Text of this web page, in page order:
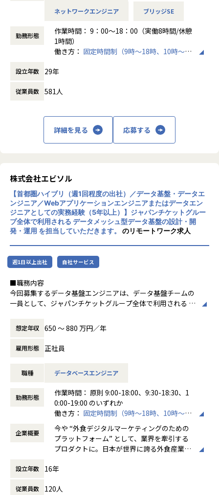
要件定義・基本設計などの上流工程から、詳細設計、構築、
閉じないキャリア形成が可能です。
案件構成としては、一次請け(約3割)・二次請け合計で7〜8
割となっており、安定した業績基盤のもと多様なプロジェク
む案件となっており、SES・受託いずれにおいても上流フェ
また、SES・受託案件を通じて新しい技術に挑戦できる機会
開発領域例：Webアプリケーション、業務システム、API連
現場での経験だけでなく、継続的な学びと挑戦を通じて、一
人ひとりが着実に成長できる環境づくりに力を入れていま
す。
案件アサイン時は、今後なりたいキャリアを尊重しながら双
方に相談の上決定しています。
③通しの良さと人を大切にする組織文化
コミュニケーションを重視した社員関係を築いており、個々
が孤立するのではなく、
例えば、毎年新卒入社時に事業本部全体にて歓迎会を開催す
るなど新しく入社される方を歓迎する風土があります！
会社全体でも任意参加のイベント（BBQ、納会、部活動）も
とも可能です。
■キャリアについて
わめていただくキャリアに分かれます。
定期的に上長と面談をする機会を設けておりますので、その
際にどちらの道に進むか・今後どのようなキャリアを積みた
いかなどをお話しいただいております。
【業務の変更の範囲】
会社の定める範囲
が多めな案件が多いです）
ティ案件に携われますので、ネットワークエンジニアとして
今後キャリアを積みたい方、大歓迎です！
事業拡大に伴い、大阪エリアでのネットワーク案件に注力す
①SES(新規立上げ部署)ネットワークエンジニア
事業拡大に伴い、大阪エリアでのネットワーク案件強化の
為、新たにメンバーを募集します。
できます。
【案件参画方法について】
案件によって異なりますが、基本的にはチーム単位での参
画を想定しています（※案件状況により個人参画となる場合
もあります）。
一人に業務負荷が集中しないよう、稼働調整をしながら進
■募集
②請負(既存部署)のネットワークエンジニア
ネットワークエンジニアとしての技術業務に加え、
プリセールス／ブリッジSE（ネットワーク）としてもご活
躍いただきます。
より上流工程からプロジェクトに関与していただくポジシ
「手を動かすエンジニア」から
プアップしたい方、大歓迎です！
≪大阪事業所紹介≫
募集①募集②いずれも大阪事業所に配属となります。
25名程度 20代～40代の男女が活躍している事業所です。
同じ事業部でクラウド・サーバーを扱うインフラエンジニア
も在籍しています。当社社員、パートナー要員のチームと関
わりながら、お客様先(大阪 京都 兵庫）or在宅勤務or大
阪事業所にて業務を担当いただきます。
大阪事業所の中でもチームがわかれておりますが、コミュニ
ケーションが活発でアットホームな雰囲気の事業所です。
部署の垣根を越えて、ランチにいったり飲み会などをしてい
ネットワークエンジニア ブリッジSE
勤務形態
作業時間： 9：00～18：00（実働8時間/休憩
1時間）
働き方： 固定時間制（9時～18時、10時～19
時間外労働の有無： 有（月平均11時間）
設立年数 29年
従業員数 581人
詳細を見る 応募する
株式会社エビソル
【首都圏ハイブリ（週1回程度の出社）／データ基盤・データエ
ンジニア／Webアプリケーションエンジニアまたはデータエン
ジニアとしての実務経験（5年以上）】ジャパンチケットグルー
プ全体で利用される データメッシュ型データ基盤の設計・開
発・運用 を担当していただきます。
のリモートワーク求人
週1日以上出社 自社サービス
■職務内容
今回募集するデータ基盤エンジニアは、データ基盤チームの
一員として、ジャパンチケットグループ全体で利用される デ
ただきます。
・各事業（ebica / Japanticket / PRESTIGE）が保持する既
存データ構造の分析・理解
タプロダクト」として再設計・整備
に適したデータスキーマ／提供インターフェースを設計
・データ基盤チーム内の PM・メンバー、各事業のエンジニ
ア・PMと連携し、データガバナンス基準やメタデータ管理
・データパイプライン（ETL/ELT）、データ品質チェック、
メタデータ管理、アクセス制御などの基盤コンポーネントの
・モニタリング、品質指標（SLO）策定、ログ管理、障害対
・将来的には、イベントストリーミング基盤やデータ共有 A
想定年収 650 〜 880 万円／年
雇用形態 正社員
職種 データベースエンジニア
勤務形態
作業時間： 原則 9:00-18:00、9:30-18:30、1
0:00-19:00 のいずれか
働き方： 固定時間制（9時～18時、10時～19
時など）
時間外労働の有無： 有（月平均10時間）
休憩時間： 60分
企業概要
今や “外食デジタルマーケティングのための
プラットフォーム” として、業界を牽引する
プロダクトに。日本が世界に誇る外食産業の
株式会社エビソルの設立は2011年10月。CEO
リジェンス（現：パーソルホールディングス
設立年数 16年
従業員数 120人